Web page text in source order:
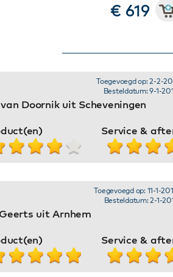
€ 619
Doornik uit Scheveningen
Toegevoegd op: 2-2-
Besteldatum: 9-1-
Service &
uit Arnhem
Toegevoegd op: 11-1-
Besteldatum: 2-1-
Service &